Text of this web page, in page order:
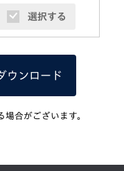
選択する
ウンロード
合がございます。